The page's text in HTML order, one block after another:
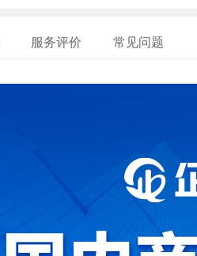
服务评价 常见问题